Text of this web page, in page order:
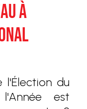
À
l'Élection du
est